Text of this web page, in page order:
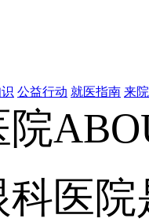
公益行动 就医指南 来
院
医